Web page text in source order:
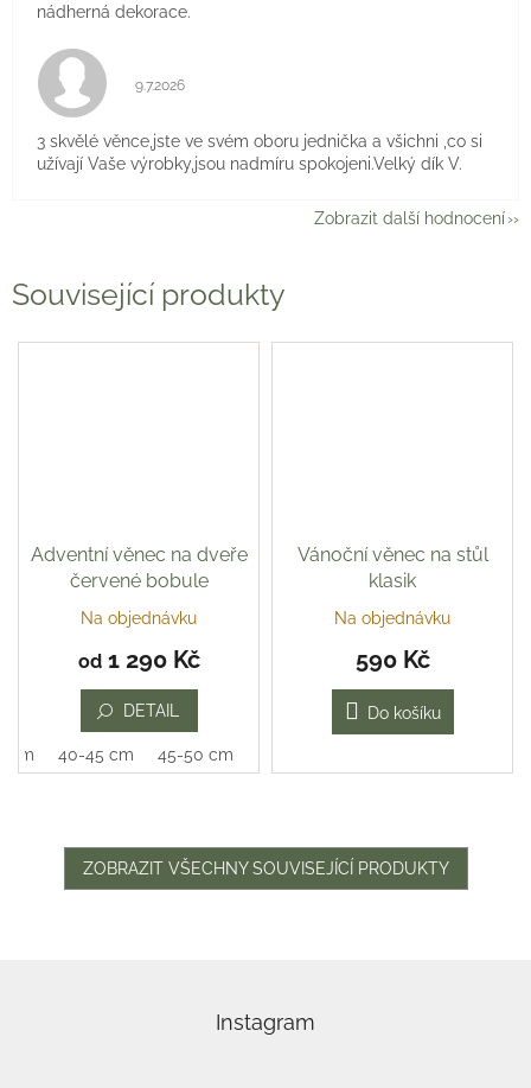
Související produkty
Adventní věnec na dveře
červené bobule
Na objednávku
od1 290 Kč
DETAIL
cm 40-45 cm 45-50 cm
Vánoční věnec na stůl
klasik
Průměrné
hvězdiček.
Na objednávku
590 Kč
Do košíku
ZOBRAZIT VŠECHNY SOUVISEJÍCÍ PRODUKTY
nádherná dekorace.
Hodnocení obchodu je 5 z 5 hvězdiček.
9.7.2026
3 skvělé věnce,jste ve svém oboru jednička a všichni ,co si
užívají Vaše výrobky,jsou nadmíru spokojeni.Velký dík V.
Zobrazit další hodnocení
Instagram